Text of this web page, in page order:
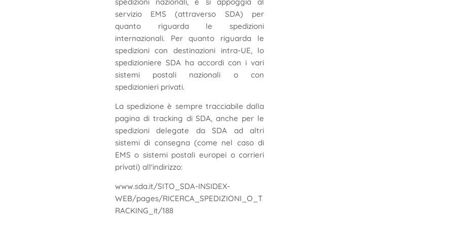
servizio EMS (attraverso SDA) per
quanto riguarda le spedizioni
internazionali. Per quanto riguarda le
spedizioni con destinazioni intra-UE, lo
spedizioniere SDA ha accordi con i vari
sistemi postali nazionali o con
spedizionieri privati.
La spedizione è sempre tracciabile dalla
pagina di tracking di SDA, anche per le
spedizioni delegate da SDA ad altri
sistemi di consegna (come nel caso di
EMS o sistemi postali europei o corrieri
privati) all'indirizzo:
www.sda.it/SITO_SDA-INSIDEX-
WEB/pages/RICERCA_SPEDIZIONI_O_T
RACKING_it/188